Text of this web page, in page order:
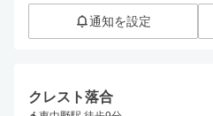
通知を設定
クレスト落合